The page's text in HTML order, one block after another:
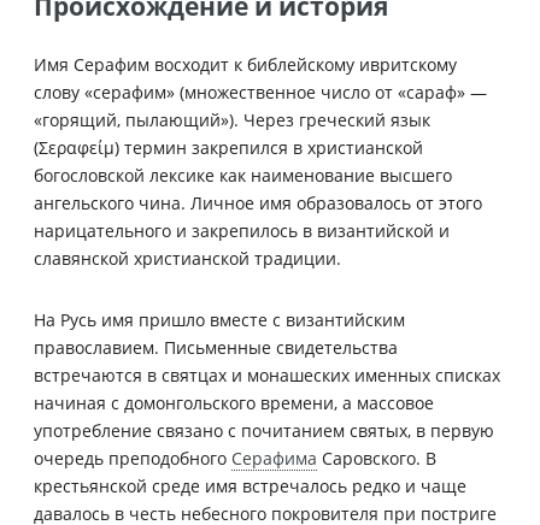
Имя Серафим восходит к библейскому ивритскому
слову «серафим» (множественное число от «сараф» —
«горящий, пылающий»). Через греческий язык
(Σεραφείμ) термин закрепился в христианской
богословской лексике как наименование высшего
ангельского чина. Личное имя образовалось от этого
нарицательного и закрепилось в византийской и
славянской христианской традиции.
На Русь имя пришло вместе с византийским
православием. Письменные свидетельства
встречаются в святцах и монашеских именных списках
начиная с домонгольского времени, а массовое
употребление связано с почитанием святых, в первую
очередь преподобного Серафима Саровского. В
крестьянской среде имя встречалось редко и чаще
давалось в честь небесного покровителя при постриге